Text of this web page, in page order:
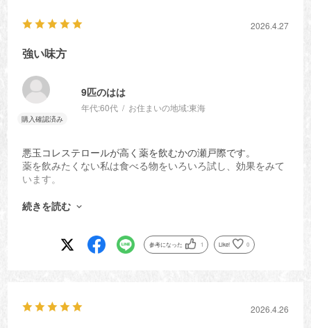
2026.4.27
強い味方
9匹のはは
年代:60代 お住まいの地域:東海
悪玉コレステロールが高く薬を飲むかの瀬戸際です。
薬を飲みたくない私は食べる物をいろいろ試し、効果をみて
います。
ので助かります。
ありがとうございます。
続きを読む
参考になった 1 Like! 0
2026.4.26